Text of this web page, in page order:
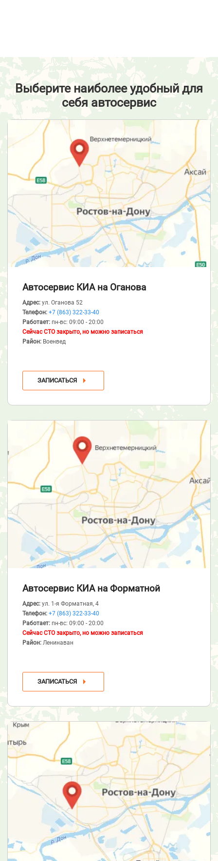
Выберите наиболее удобный для
себя автосервис
Автосервис КИА на Оганова
Адрес: ул. Оганова 52
Телефон: +7 (863) 322-33-40
Работает: пн-вс: 09:00 - 20:00
Сейчас СТО закрыто, но можно записаться
Район: Военвед
ЗАПИСАТЬСЯ
Автосервис КИА на Форматной
Адрес: ул. 1-я Форматная, 4
Телефон: +7 (863) 322-33-40
Работает: пн-вс: 09:00 - 20:00
Сейчас СТО закрыто, но можно записаться
Район: Ленинаван
ЗАПИСАТЬСЯ